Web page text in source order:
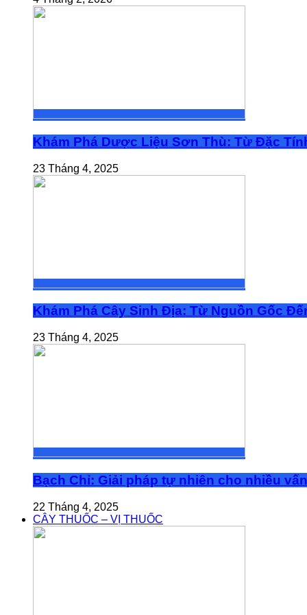
Khám Phá Dược Liệu Sơn Thù: Từ Đặc
23 Tháng 4, 2025
Khám Phá Cây Sinh Địa: Từ Nguồn Gốc
23 Tháng 4, 2025
Bạch Chỉ: Giải pháp tự nhiên cho nhiều
22 Tháng 4, 2025
CÂY THUỐC – VỊ THUỐC